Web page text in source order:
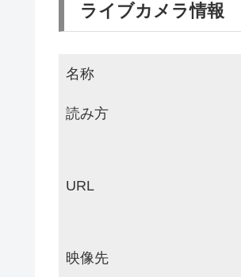
ライブカメラ情報
名称
読み方
URL
映像先